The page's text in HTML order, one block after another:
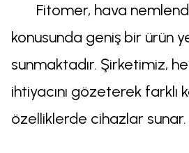
Fitomer, hava
konusunda geniş bir ürün
sunmaktadır. Şirketimiz,
ihtiyacını gözeterek
özelliklerde cihazlar sunar.